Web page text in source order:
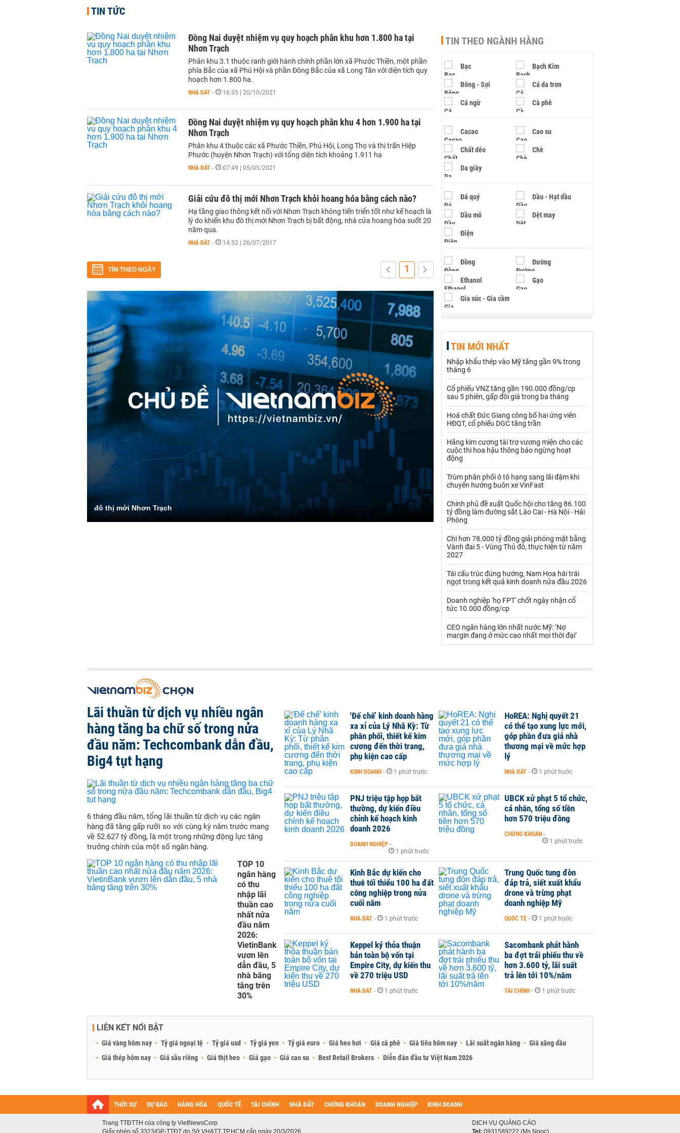
TIN TỨC
Đồng Nai duyệt nhiệm vụ quy hoạch phân khu hơn 1.800 ha tại
Nhơn Trạch
Phân khu 3.1 thuộc ranh giới hành chính phần lớn xã Phước Thiền, một phần
phía Bắc của xã Phú Hội và phần Đông Bắc của xã Long Tân với diện tích quy
hoạch hơn 1.800 ha.
NHÀ ĐẤT - 16:35 | 20/10/2021
Đồng Nai duyệt nhiệm vụ quy hoạch phân khu 4 hơn 1.900 ha tại
Nhơn Trạch
Phân khu 4 thuộc các xã Phước Thiền, Phú Hội, Long Thọ và thị trấn Hiệp
Phước (huyện Nhơn Trạch) với tổng diện tích khoảng 1.911 ha
NHÀ ĐẤT - 07:49 | 05/05/2021
Giải cứu đô thị mới Nhơn Trạch khỏi hoang hóa bằng cách nào?
Hạ tầng giao thông kết nối với Nhơn Trạch không tiến triển tốt như kế hoạch là
lý do khiến khu đô thị mới Nhơn Trạch bị bất động, nhà cửa hoang hóa suốt 20
năm qua.
NHÀ ĐẤT - 14:32 | 26/07/2017
TÌM THEO NGÀY 1
đô thị mới Nhơn Trạch
TIN THEO NGÀNH HÀNG
Bạc Bạch Kim
Bông - Sợi Cá da trơn
Cá ngừ Cà phê
Cacao Cao su
Chất dẻo Chè
Da giày
Đá quý Dầu - Hạt dầu
Dầu mỏ Dệt may
Điện
Đồng Đường
Ethanol Gạo
Gia súc - Gia cầm
Hạt điều
Khí đốt
Kim loại khác Mắc ca
Muối Ngũ cốc
Nhựa - Hạt nhựa
Palladium
Rau - Củ -Quả Sắt thép
Sữa
Than
Thủy hải sản khác Tôm
Vàng
VLXD khác
Xi măng - Clynker
TIN MỚI NHẤT
Nhập khẩu thép vào Mỹ tăng gần 9% trong
tháng 6
Cổ phiếu VNZ tăng gần 190.000 đồng/cp
sau 5 phiên, gấp đôi giá trong ba tháng
Hoá chất Đức Giang công bố hai ứng viên
HĐQT, cổ phiếu DGC tăng trần
Hãng kim cương tài trợ vương miện cho các
cuộc thi hoa hậu thông báo ngừng hoạt
động
Trùm phân phối ô tô hạng sang lãi đậm khi
chuyển hướng buôn xe VinFast
Chính phủ đề xuất Quốc hội cho tăng 86.100
tỷ đồng làm đường sắt Lào Cai - Hà Nội - Hải
Phòng
Chi hơn 78.000 tỷ đồng giải phóng mặt bằng
Vành đai 5 - Vùng Thủ đô, thực hiện từ năm
2027
Tái cấu trúc đúng hướng, Nam Hoa hái trái
ngọt trong kết quả kinh doanh nửa đầu 2026
Doanh nghiệp 'họ FPT' chốt ngày nhận cổ
tức 10.000 đồng/cp
CEO ngân hàng lớn nhất nước Mỹ: ‘Nợ
margin đang ở mức cao nhất mọi thời đại’
Lãi thuần từ dịch vụ nhiều ngân
hàng tăng ba chữ số trong nửa
đầu năm: Techcombank dẫn đầu,
Big4 tụt hạng
6 tháng đầu năm, tổng lãi thuần từ dịch vụ các ngân
hàng đã tăng gấp rưỡi so với cùng kỳ năm trước mang
về 52.627 tỷ đồng, là một trong những động lực tăng
trưởng chính của một số ngân hàng.
TOP 10
ngân hàng
có thu
nhập lãi
thuần cao
nhất nửa
đầu năm
2026:
VietinBank
vươn lên
dẫn đầu, 5
nhà băng
tăng trên
30%
'Đế chế’ kinh doanh hàng
xa xỉ của Lý Nhã Kỳ: Từ
phân phối, thiết kế kim
cương đến thời trang,
phụ kiện cao cấp
KINH DOANH - 1 phút trước
HoREA: Nghị quyết 21
có thể tạo xung lực mới,
góp phần đưa giá nhà
thương mại về mức hợp
lý
NHÀ ĐẤT - 1 phút trước
PNJ triệu tập họp bất
thường, dự kiến điều
chỉnh kế hoạch kinh
doanh 2026
DOANH NGHIỆP -
1 phút trước
UBCK xử phạt 5 tổ chức,
cá nhân, tổng số tiền
hơn 570 triệu đồng
CHỨNG KHOÁN -
1 phút trước
Kinh Bắc dự kiến cho
thuê tối thiểu 100 ha đất
công nghiệp trong nửa
cuối năm
NHÀ ĐẤT - 1 phút trước
Trung Quốc tung đòn
đáp trả, siết xuất khẩu
drone và trừng phạt
doanh nghiệp Mỹ
QUỐC TẾ - 1 phút trước
Keppel ký thỏa thuận
bán toàn bộ vốn tại
Empire City, dự kiến thu
về 270 triệu USD
NHÀ ĐẤT - 1 phút trước
Sacombank phát hành
ba đợt trái phiếu thu về
hơn 3.600 tỷ, lãi suất
trả lên tới 10%/năm
TÀI CHÍNH - 1 phút trước
LIÊN KẾT NỔI BẬT
Giá vàng hôm nay Tỷ giá ngoại tệ Tỷ giá usd Tỷ giá yen Tỷ giá euro Giá heo hơi Giá cà phê Giá tiêu hôm nay Lãi suất ngân hàng
Giá xăng dầu
Giá thép hôm nay
Giá sầu riêng Giá thịt heo Giá gạo Giá cao su Best Retail Brokers Diễn đàn đầu tư Việt Nam 2026
THỜI SỰ DỰ BÁO HÀNG HÓA QUỐC TẾ TÀI CHÍNH NHÀ ĐẤT CHỨNG KHOÁN DOANH NGHIỆP KINH DOANH
Trang TTĐTTH của công ty VietNewsCorp
Giấy phép số 3323/GP-TTĐT do Sở VH&TT TP.HCM cấp ngày 20/3/2026
DỊCH VỤ QUẢNG CÁO
Tel: 0931589222 (Ms Ngọc)